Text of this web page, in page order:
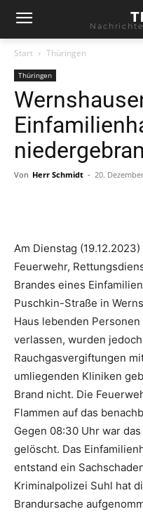
Start Thüringen
Thüringen
Von Herr Schmidt - 20.
Am Dienstag
Feuerwehr,
Brandes eines
Puschkin-Straße in
Haus lebenden
verlassen, wurden
Rauchgasvergiftungen
umliegenden Kliniken
Brand nicht. Die
Flammen auf das
Gegen 08:30 Uhr war
gelöscht. Das
entstand ein
Kriminalpolizei Suhl hat
Brandursache